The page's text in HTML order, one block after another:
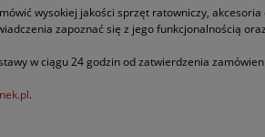
wysokiej jakości sprzęt ratowniczy,
zapoznać się z jego funkcjonalnością
w ciągu 24 godzin od zatwierdzenia
.